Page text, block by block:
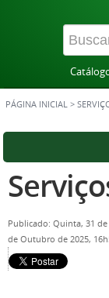
PÁGINA INICIAL >
Publicado: Quinta, 31 de
de Outubro de 2025,